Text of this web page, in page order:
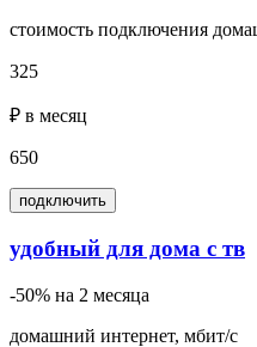
стоимость подключения
325
₽ в месяц
650
подключить
удобный для дома с тв
-50% на 2 месяца
домашний интернет, мбит/с